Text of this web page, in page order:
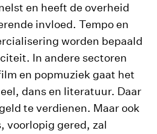
en heeft de overheid
invloed. Tempo en
worden bepaald
In andere sectoren
en popmuziek gaat het
dans en literatuur. Daar
te verdienen. Maar ook
voorlopig gered, zal